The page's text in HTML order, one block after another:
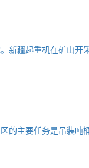
疆起重机在矿山
主要任务是吊装